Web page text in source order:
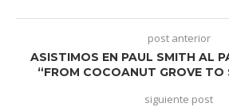
post anterior
ASISTIMOS EN PAUL SMITH AL
“FROM COCOANUT GROVE TO
siguiente post